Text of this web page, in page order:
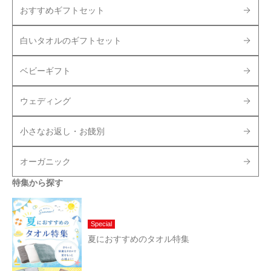
おすすめギフトセット
白いタオルのギフトセット
ベビーギフト
ウェディング
小さなお返し・お餞別
オーガニック
特集から探す
Special
夏におすすめのタオル特集